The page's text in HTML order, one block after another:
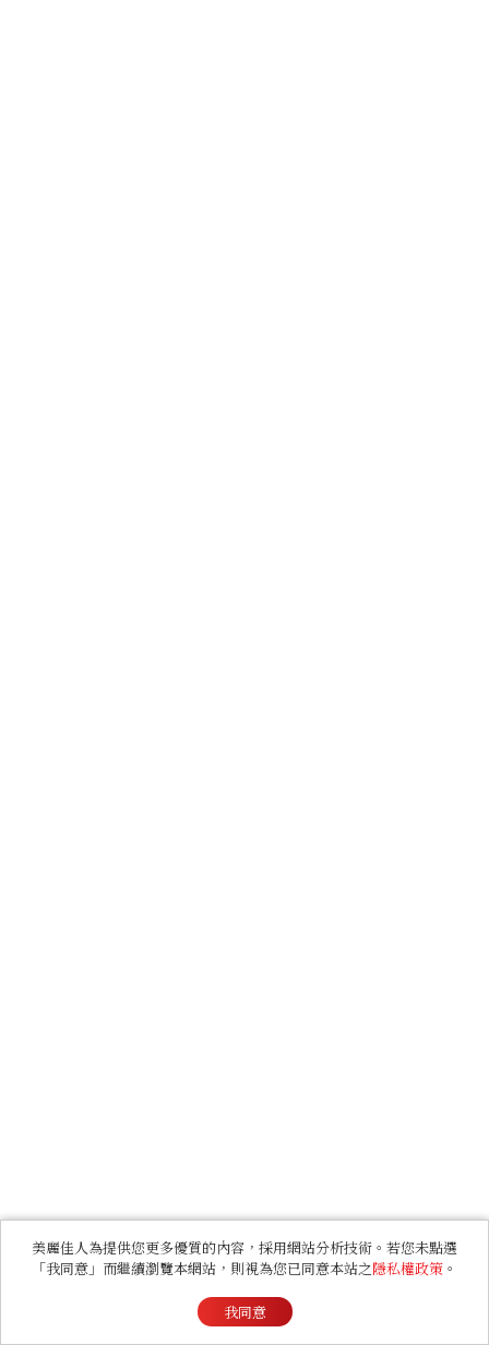
美麗佳人為提供您更多優質的內容，採用網站分析技術。若您未點選
「我同意」而繼續瀏覽本網站，則視為您已同意本站之隱私權政策 。
我同意